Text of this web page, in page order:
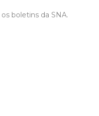
boletins da SNA.